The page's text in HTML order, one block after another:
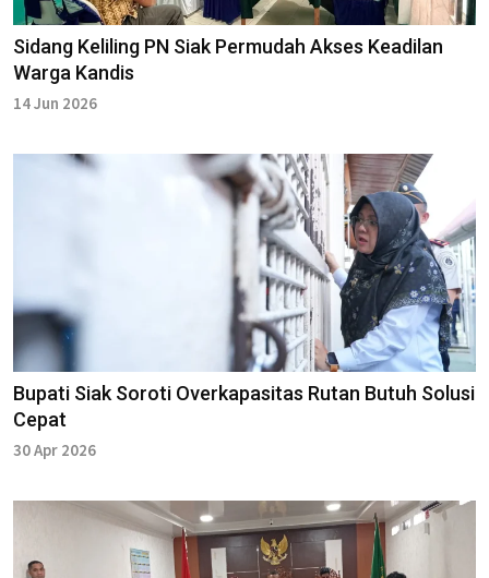
Sidang Keliling PN Siak Permudah Akses Keadilan
Warga Kandis
14 Jun 2026
Bupati Siak Soroti Overkapasitas Rutan Butuh Solusi
Cepat
30 Apr 2026